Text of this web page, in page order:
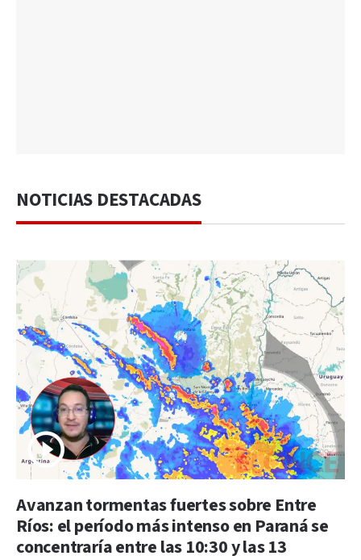
NOTICIAS DESTACADAS
Avanzan tormentas fuertes sobre Entre
Ríos: el período más intenso en Paraná se
concentraría entre las 10:30 y las 13